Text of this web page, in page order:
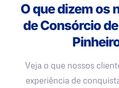
O que dizem os
de Consórcio
Veja o que nossos
experiência de